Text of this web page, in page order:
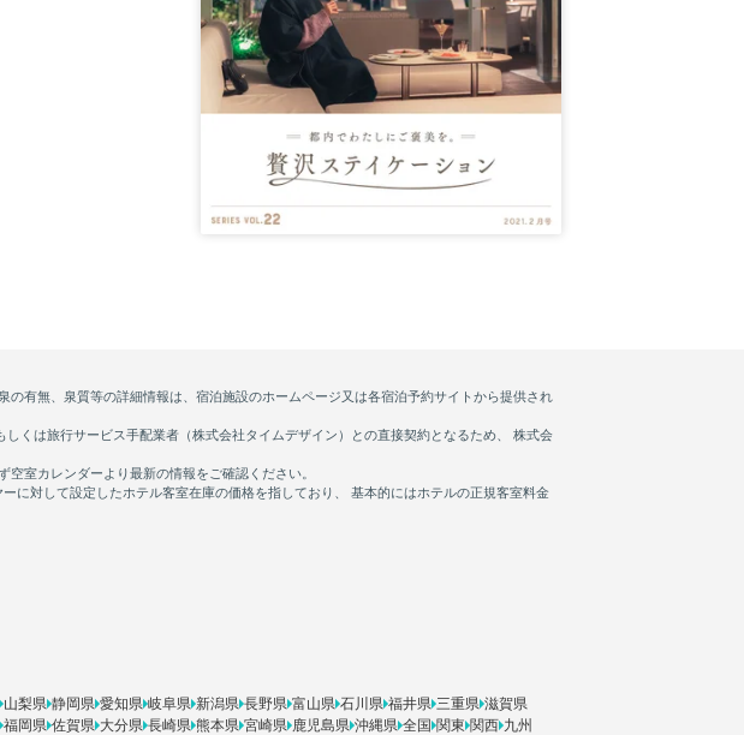
山梨県 静岡県 愛知県 岐阜県 新潟県 長野県 富山県 石川県 福井県 三重県 滋賀県
福岡県 佐賀県 大分県 長崎県 熊本県 宮崎県 鹿児島県 沖縄県 全国 関東 関西 九州